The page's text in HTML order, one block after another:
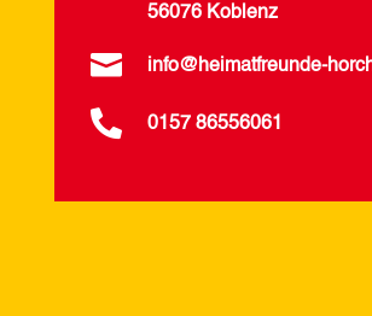
56076 Koblenz
 info@heimatfreunde-
 0157 86556061